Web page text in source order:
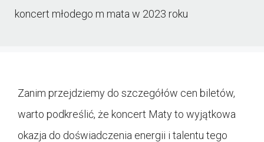
koncert młodego m mata w 2023 roku
Zanim przejdziemy do szczegółów cen biletów,
warto podkreślić, że koncert Maty to wyjątkowa
okazja do doświadczenia energii i talentu tego